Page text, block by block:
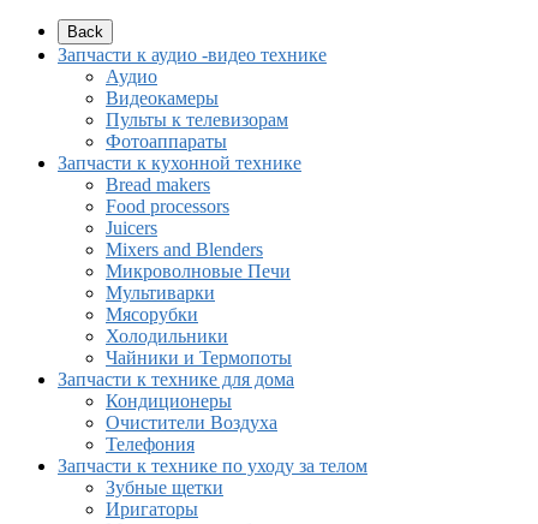
Back
Запчасти к аудио -видео технике
Аудио
Видеокамеры
Пульты к телевизорам
Фотоаппараты
Запчасти к кухонной технике
Bread makers
Food processors
Juicers
Mixers and Blenders
Микроволновые Печи
Мультиварки
Мясорубки
Холодильники
Чайники и Термопоты
Запчасти к технике для дома
Кондиционеры
Очистители Воздуха
Телефония
Запчасти к технике по уходу за телом
Зубные щетки
Иригаторы